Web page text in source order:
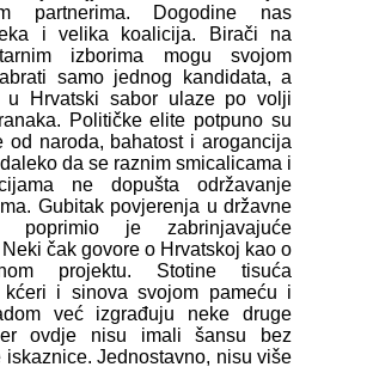
partnerima. Dogodine nas
i velika koalicija. Birači na
izborima mogu svojom
samo jednog kandidata, a
u Hrvatski sabor ulaze po volji
Političke elite potpuno su
od naroda, bahatost i arogancija
da se raznim smicalicama i
ne dopušta održavanje
Gubitak povjerenja u državne
poprimio je zabrinjavajuće
čak govore o Hrvatskoj kao o
projektu. Stotine tisuća
kćeri i sinova svojom pameću i
već izgrađuju neke druge
ovdje nisu imali šansu bez
iskaznice. Jednostavno, nisu više